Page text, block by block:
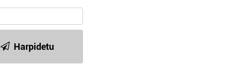
Harpidetu